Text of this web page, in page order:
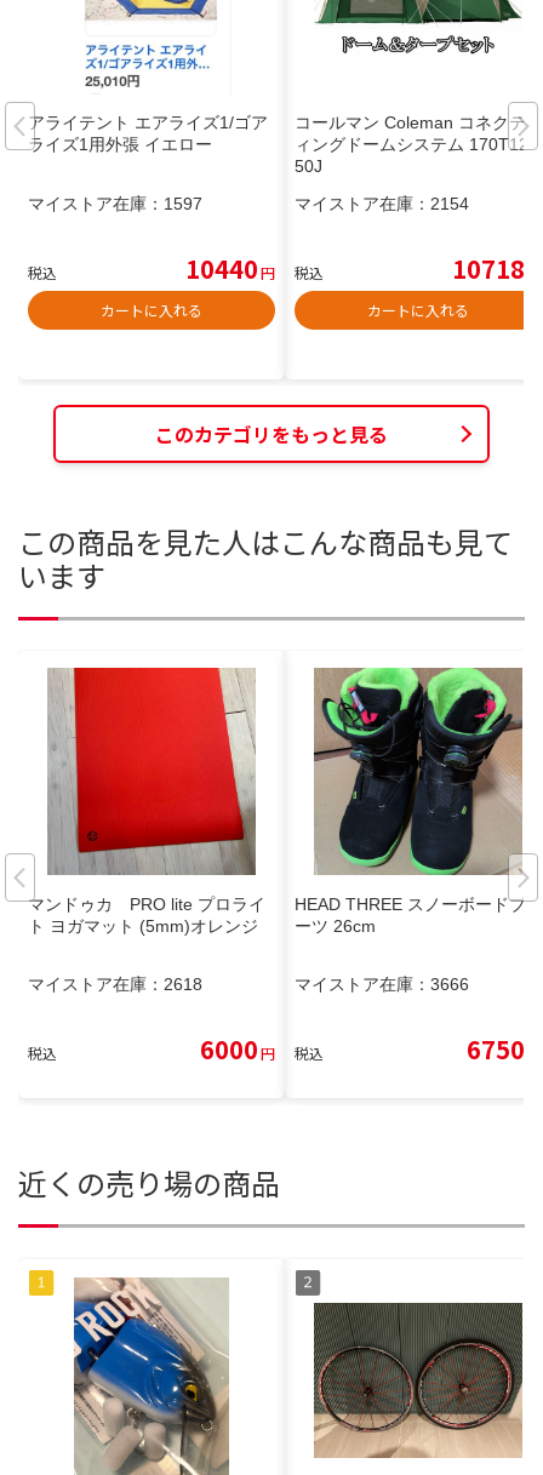
アライテント エアライズ1/ゴア
ライズ1用外張 イエロー
マイストア在庫： 1597
税込 10440円
カートに入れる
コールマン Coleman コネクテ
ィングドームシステム 170T121
50J
マイストア在庫： 2154
税込 10718
カートに入れる
このカテゴリをもっと見る
この商品を見た人はこんな商品も見て
います
マンドゥカ PRO lite プロライ
ト ヨガマット (5mm)オレンジ
マイストア在庫： 2618
税込 6000円
HEAD THREE スノーボードブ
ーツ 26cm
マイストア在庫： 3666
税込 6750
近くの売り場の商品